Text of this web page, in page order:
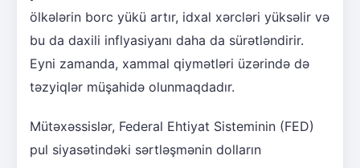
ölkələrin borc yükü artır, idxal xərcləri yüksəlir və
bu da daxili inflyasiyanı daha da sürətləndirir.
Eyni zamanda, xammal qiymətləri üzərində də
təzyiqlər müşahidə olunmaqdadır.
Mütəxəssislər, Federal Ehtiyat Sisteminin (FED)
pul siyasətindəki sərtləşmənin dolların